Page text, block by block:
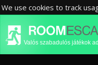
We use cookies to track
Valós szabadulós játékok